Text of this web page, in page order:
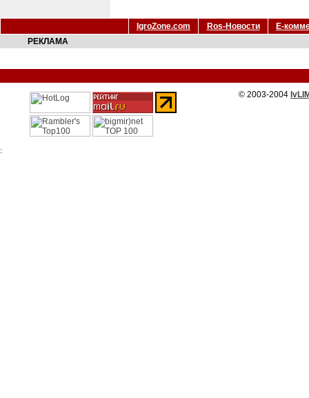
IgroZone.com Ros-Новости
Е-
РЕКЛАМА
© 2003-2004
: